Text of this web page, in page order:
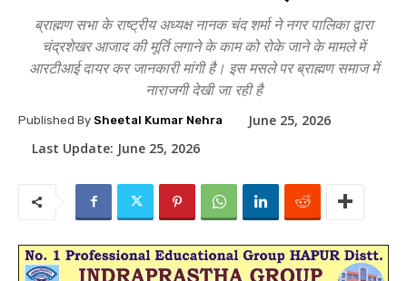
ब्राह्मण सभा के राष्ट्रीय अध्यक्ष नानक चंद शर्मा ने नगर पालिका द्वारा
चंद्रशेखर आजाद की मूर्ति लगाने के काम को रोके जाने के मामले में
आरटीआई दायर कर जानकारी मांगी है। इस मसले पर ब्राह्मण समाज में
नाराजगी देखी जा रही है
Published By Sheetal Kumar Nehra
June 25, 2026
Last Update: June 25, 2026